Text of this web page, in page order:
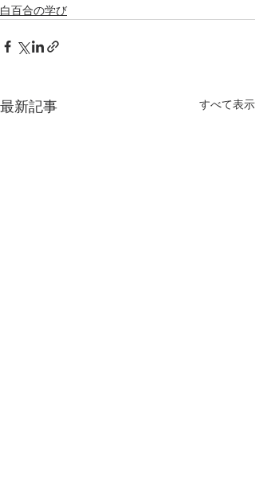
白百合の学び
最新記事 すべて表示